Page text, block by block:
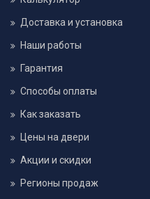
Доставка и установка
Наши работы
Гарантия
Способы оплаты
Как заказать
Цены на двери
Акции и скидки
Регионы продаж